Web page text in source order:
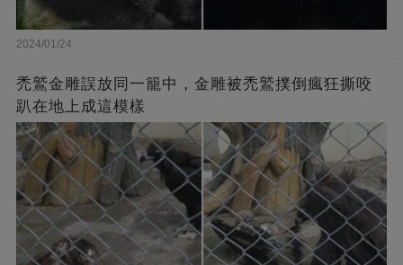
2024/01/24
禿鷲金雕誤放同一籠中，金雕被禿鷲撲倒瘋狂撕咬
趴在地上成這模樣